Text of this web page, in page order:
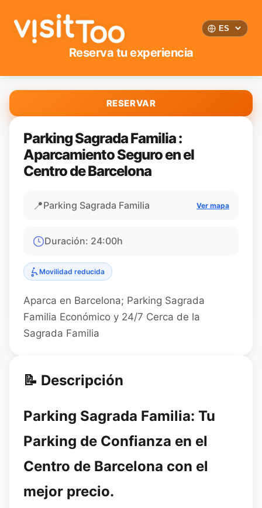
Reserva tu experiencia
RESERVAR
Parking Sagrada Familia :
Aparcamiento Seguro en el
Centro de Barcelona
📍Parking Sagrada Familia Ver mapa
Duración: 24:00h
Movilidad reducida
Aparca en Barcelona; Parking Sagrada
Familia Económico y 24/7 Cerca de la
Sagrada Familia
📝 Descripción
Parking Sagrada Familia: Tu
Parking de Confianza en el
Centro de Barcelona con el
mejor precio.